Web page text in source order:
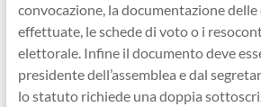
convocazione, la documentazione delle
effettuate, le schede di voto o i
elettorale. Infine il documento deve
presidente dell’assemblea e dal
lo statuto richiede una doppia